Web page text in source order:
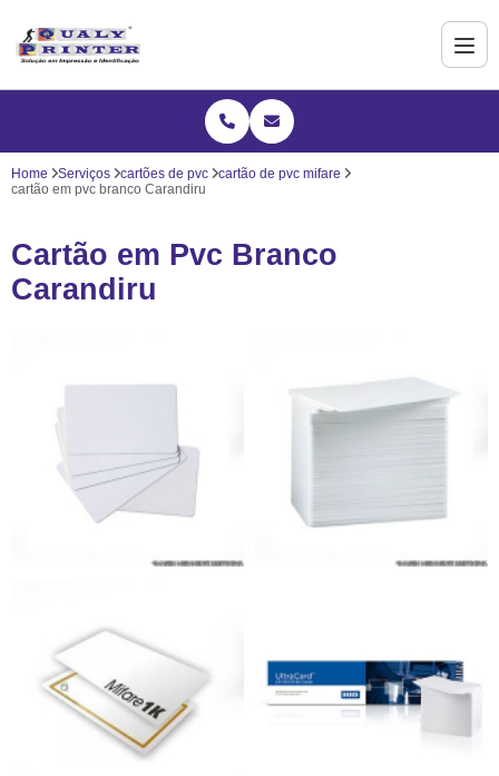
Home Serviços cartões de pvc
cartão de pvc mifare
cartão em pvc branco Carandiru
Cartão em Pvc Branco
Carandiru